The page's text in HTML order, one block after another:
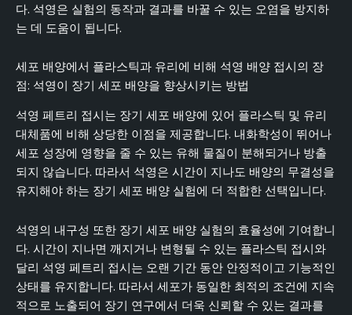
다. 석영은 실험의 동작과 결과를 바꿀 수 있는 오염을 방지하
는 데 도움이 됩니다.
세포 배양에서 플라스틱과 유리에 비해 석영 배양 접시의 장
점: 석영이 장기 세포 배양을 향상시키는 방법
석영 페트리 접시는 장기 세포 배양에 있어 플라스틱 및 유리
대체품에 비해 상당한 이점을 제공합니다. 내화학성이 뛰어나
세포 성장에 영향을 줄 수 있는 유해 물질이 분해되거나 방출
되지 않습니다. 따라서 석영은 시간이 지나도 배양의 무결성을
유지해야 하는 장기 세포 배양 실험에 더 적합한 선택입니다.
석영의 내구성 또한 장기 세포 배양 실험의 효율성에 기여합니
다. 시간이 지나면 깨지거나 변형될 수 있는 플라스틱 접시와
달리 석영 페트리 접시는 오랜 기간 동안 안정적이고 기능적인
상태를 유지합니다. 따라서 세포가 동일한 최적의 조건에 지속
적으로 노출되어 장기 연구에서 더욱 신뢰할 수 있는 결과를